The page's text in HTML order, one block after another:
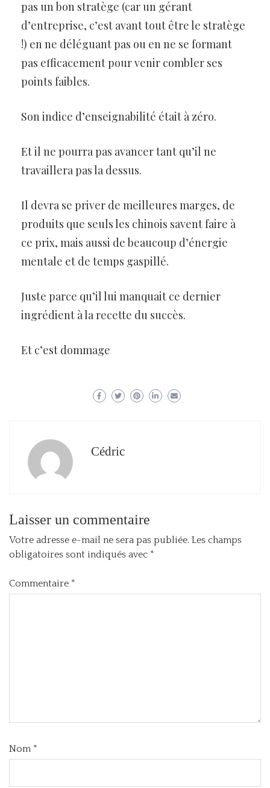
pas un bon stratège (car un gérant
d’entreprise, c’est avant tout être le stratège
!) en ne déléguant pas ou en ne se formant
pas efficacement pour venir combler ses
points faibles.
Son indice d’enseignabilité était à zéro.
Et il ne pourra pas avancer tant qu’il ne
travaillera pas la dessus.
Il devra se priver de meilleures marges, de
produits que seuls les chinois savent faire à
ce prix, mais aussi de beaucoup d’énergie
mentale et de temps gaspillé.
Juste parce qu’il lui manquait ce dernier
ingrédient à la recette du succès.
Et c’est dommage
Cédric
Laisser un commentaire
Votre adresse e-mail ne sera pas publiée. Les champs
obligatoires sont indiqués avec *
Commentaire *
Nom *